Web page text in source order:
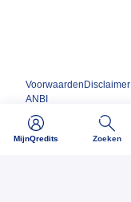
MijnQredits Zoeken
Voorwaarden Disclaimer
ANBI